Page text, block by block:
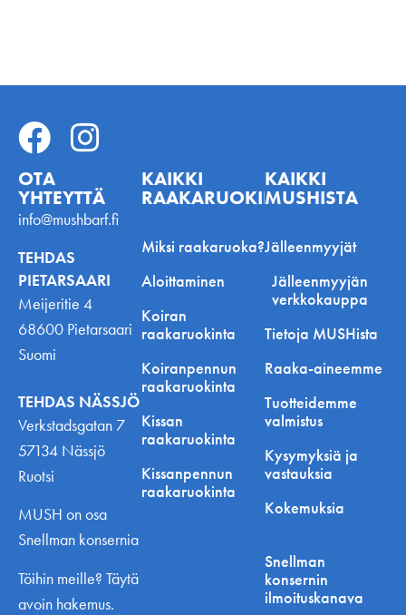
OTA
YHTEYTTÄ
info@mushbarf.fi
TEHDAS
PIETARSAARI
Meijeritie 4
68600 Pietarsaari
Suomi
TEHDAS NÄSSJÖ
Verkstadsgatan 7
57134 Nässjö
Ruotsi
MUSH on osa
Snellman konsernia
Töihin meille? Täytä
avoin hakemus.
KAIKKI
RAAKARUOKINNASTA
Miksi raakaruoka?
Aloittaminen
Koiran
raakaruokinta
Koiranpennun
raakaruokinta
Kissan
raakaruokinta
Kissanpennun
raakaruokinta
KAIKKI
MUSHISTA
Jälleenmyyjät
Jälleenmyyjän
verkkokauppa
Tietoja MUSHista
Raaka-aineemme
Tuotteidemme
valmistus
Kysymyksiä ja
vastauksia
Kokemuksia
Snellman
konsernin
ilmoituskanava